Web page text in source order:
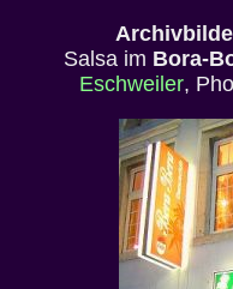
Salsa im Bora-
Eschweiler,